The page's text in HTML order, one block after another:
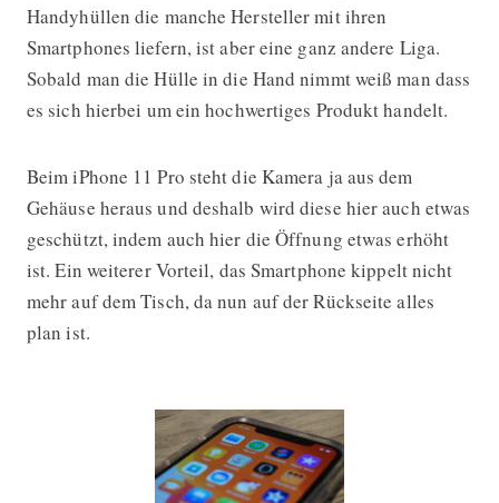
Handyhüllen die manche Hersteller mit ihren
Smartphones liefern, ist aber eine ganz andere Liga.
Sobald man die Hülle in die Hand nimmt weiß man dass
es sich hierbei um ein hochwertiges Produkt handelt.
Beim iPhone 11 Pro steht die Kamera ja aus dem
Gehäuse heraus und deshalb wird diese hier auch etwas
geschützt, indem auch hier die Öffnung etwas erhöht
ist. Ein weiterer Vorteil, das Smartphone kippelt nicht
mehr auf dem Tisch, da nun auf der Rückseite alles
plan ist.